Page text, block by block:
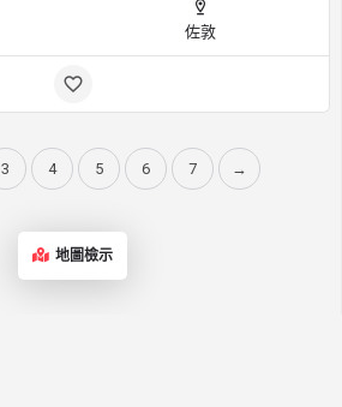
佐敦
3 4 5 6 7 →
地圖檢示